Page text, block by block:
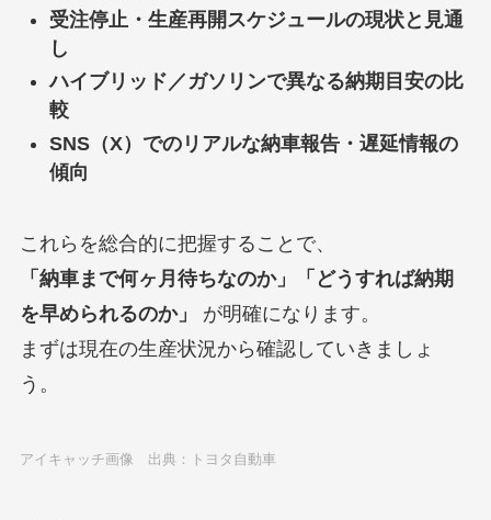
受注停止・生産再開スケジュールの現状と見通
し
ハイブリッド／ガソリンで異なる納期目安の比
較
SNS（X）でのリアルな納車報告・遅延情報の
傾向
これらを総合的に把握することで、
「納車まで何ヶ月待ちなのか」「どうすれば納期
を早められるのか」
が明確になります。
まずは現在の生産状況から確認していきましょ
う。
アイキャッチ画像 出典：トヨタ自動車